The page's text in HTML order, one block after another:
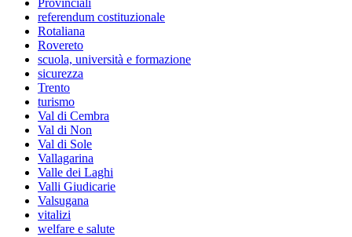
Provinciali
referendum costituzionale
Rotaliana
Rovereto
scuola, università e formazione
sicurezza
Trento
turismo
Val di Cembra
Val di Non
Val di Sole
Vallagarina
Valle dei Laghi
Valli Giudicarie
Valsugana
vitalizi
welfare e salute